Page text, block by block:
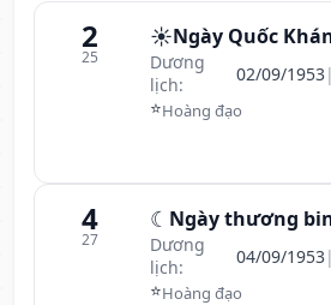
2
25
☀️Ngày Quốc
Dương
lịch:
02/09/1953
⭐Hoàng đạo
4
27
☾ Ngày thương
Dương
lịch:
04/09/1953
⭐Hoàng đạo